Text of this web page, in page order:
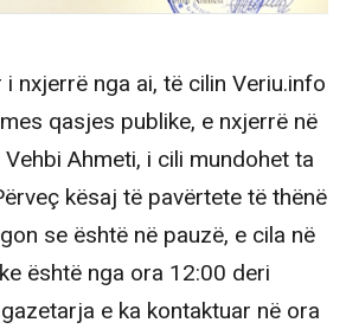
nxjerrë nga ai, të cilin Veriu.info
qasjes publike, e nxjerrë në
Ahmeti, i cili mundohet ta
kësaj të pavërtete të thënë
se është në pauzë, e cila në
është nga ora 12:00 deri
e ka kontaktuar në ora